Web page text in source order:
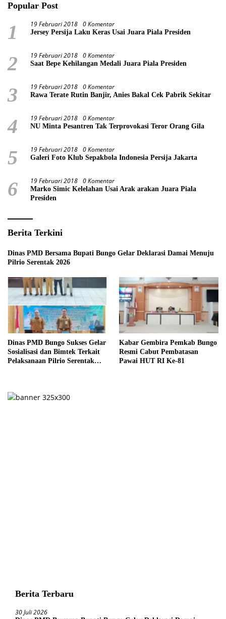
Popular Post
1 19 Februari 2018 0 Komentar
Jersey Persija Laku Keras Usai Juara Piala Presiden
2 19 Februari 2018 0 Komentar
Saat Bepe Kehilangan Medali Juara Piala Presiden
3 19 Februari 2018 0 Komentar
Rawa Terate Rutin Banjir, Anies Bakal Cek Pabrik Sekitar
4 19 Februari 2018 0 Komentar
NU Minta Pesantren Tak Terprovokasi Teror Orang Gila
5 19 Februari 2018 0 Komentar
Galeri Foto Klub Sepakbola Indonesia Persija Jakarta
6 19 Februari 2018 0 Komentar
Marko Simic Kelelahan Usai Arak arakan Juara Piala
Presiden
Berita Terkini
Dinas PMD Bersama Bupati Bungo Gelar Deklarasi Damai Menuju
Pilrio Serentak 2026
Dinas PMD Bungo Sukses Gelar
Sosialisasi dan Bimtek Terkait
Pelaksanaan Pilrio Serentak
Kabar Gembira Pemkab Bungo
Resmi Cabut Pembatasan
Pawai HUT RI Ke-81
Berita Terbaru
30 Juli 2026